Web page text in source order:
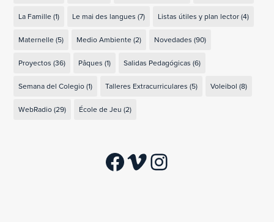
La Famille(1) Le mai des langues (7) Listas útiles y plan lector(4)
Maternelle(5) Medio Ambiente(2) Novedades (90)
Proyectos (36) Pâques (1) Salidas Pedagógicas (6)
Semana del Colegio(1) Talleres Extracurriculares (5) Voleibol (8)
WebRadio(29) École de Jeu (2)
Facebook
VimeoInstagram